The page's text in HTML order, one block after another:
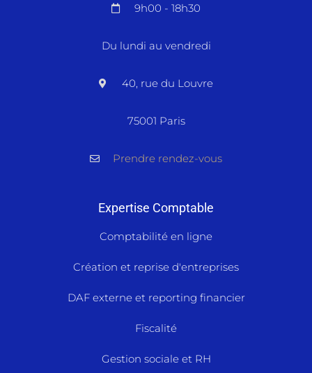
9h00 - 18h30
Du lundi au vendredi
40, rue du Louvre
75001 Paris
Prendre rendez-vous
Expertise Comptable
Comptabilité en ligne
Création et reprise d'entreprises
DAF externe et reporting financier
Fiscalité
Gestion sociale et RH